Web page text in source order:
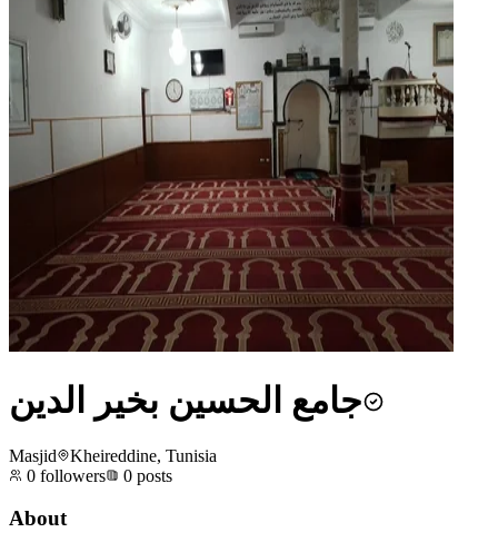
جامع الحسين بخير الدين
Masjid
Kheireddine, Tunisia
0 followers 0 posts
About